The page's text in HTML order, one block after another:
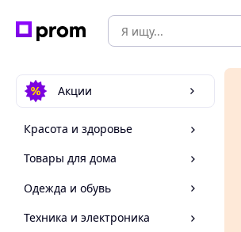
Акции
Красота и здоровье
Товары для дома
Одежда и обувь
Техника и электроника